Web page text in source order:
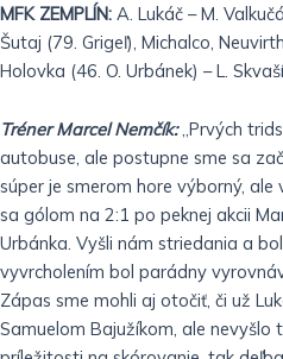
MFK ZEMPLÍN: A. Lukáč – M.
Šutaj (79. Grigeľ), Michalco,
Holovka (46. O. Urbánek) – L.
Tréner Marcel Nemčík:„Prvých
autobuse, ale postupne sme sa
súper je smerom hore výborný,
sa gólom na 2:1 po peknej akcii
Urbánka. Vyšli nám striedania a
vyvrcholením bol parádny
Zápas sme mohli aj otočiť, či už
Samuelom Bajužíkom, ale nevyšlo